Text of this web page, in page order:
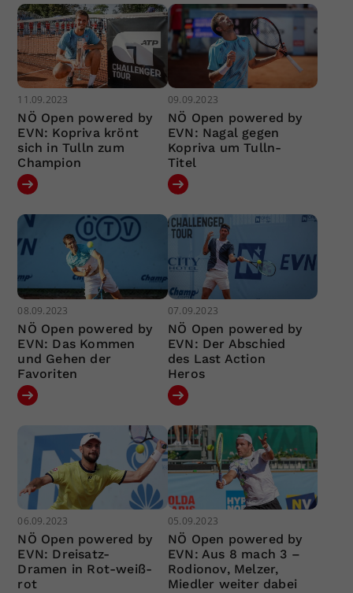
11.09.2023
NÖ Open powered by
EVN: Kopriva krönt
sich in Tulln zum
Champion
09.09.2023
NÖ Open powered by
EVN: Nagal gegen
Kopriva um Tulln-
Titel
08.09.2023
NÖ Open powered by
EVN: Das Kommen
und Gehen der
Favoriten
07.09.2023
NÖ Open powered by
EVN: Der Abschied
des Last Action
Heros
06.09.2023
NÖ Open powered by
EVN: Dreisatz-
Dramen in Rot-weiß-
rot
05.09.2023
NÖ Open powered by
EVN: Aus 8 mach 3 –
Rodionov, Melzer,
Miedler weiter dabei